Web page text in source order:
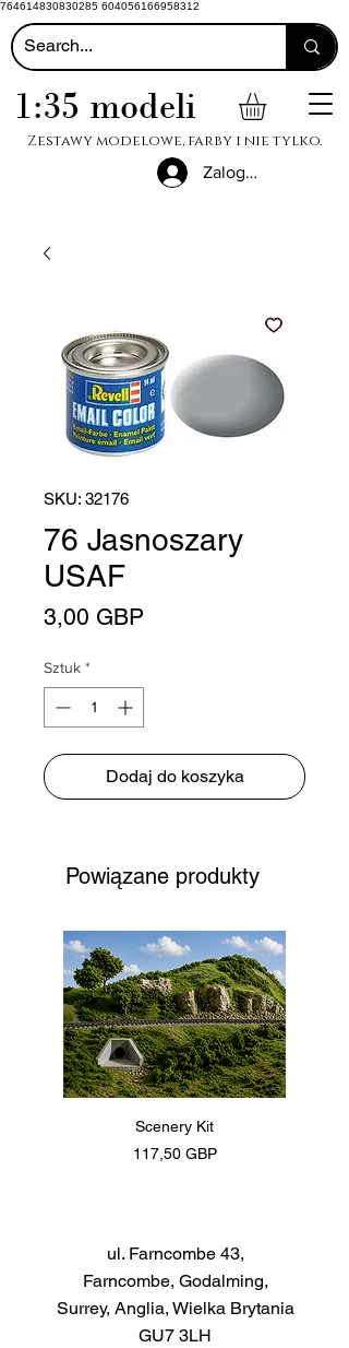
764614830830285 604056166958312
1:35 modeli
Zestawy modelowe, farby i nie tylko.
Zaloguj się
SKU: 32176
76 Jasnoszary
USAF
3,00 GBP
Sztuk *
Dodaj do koszyka
Powiązane produkty
Scenery Kit
Cena
117,50 GBP
ul. Farncombe 43,
Farncombe, Godalming,
Surrey, Anglia, Wielka Brytania
GU7 3LH